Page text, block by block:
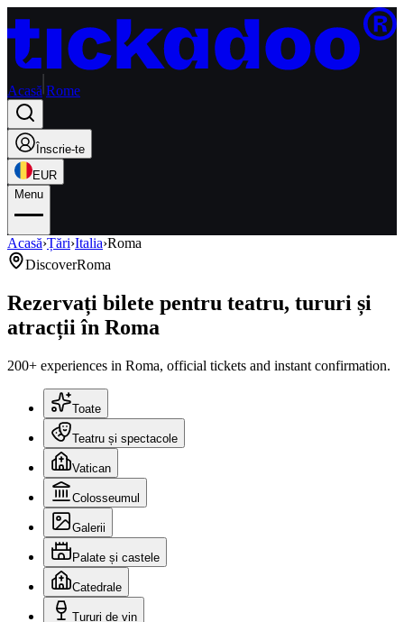
Acasă Rome
Înscrie-te
EUR
Menu
Acasă›Țări›Italia›Roma
DiscoverRoma
Rezervați bilete pentru teatru, tururi și
atracții în Roma
200+ experiences in Roma, official tickets and instant confirmation.
Toate
Teatru și spectacole
Vatican
Colosseumul
Galerii
Palate și castele
Catedrale
Tururi de vin